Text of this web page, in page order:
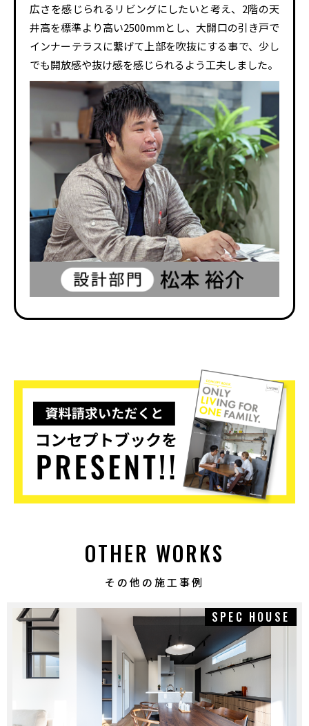
広さを感じられるリビングにしたいと考え、2階の天
井高を標準より高い2500mmとし、大開口の引き戸で
インナーテラスに繋げて上部を吹抜にする事で、少し
でも開放感や抜け感を感じられるよう工夫しました。
OTHER WORKS
その他の施工事例
SPEC HOUSE